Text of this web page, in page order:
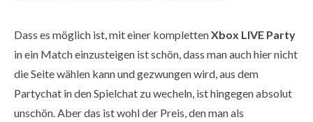
Dass es möglich ist, mit einer komplettenXbox LIVE Party
in ein Match einzusteigen ist schön, dass man auch hier nicht
die Seite wählen kann und gezwungen wird, aus dem
Partychat in den Spielchat zu wecheln, ist hingegen absolut
unschön. Aber das ist wohl der Preis, den man als